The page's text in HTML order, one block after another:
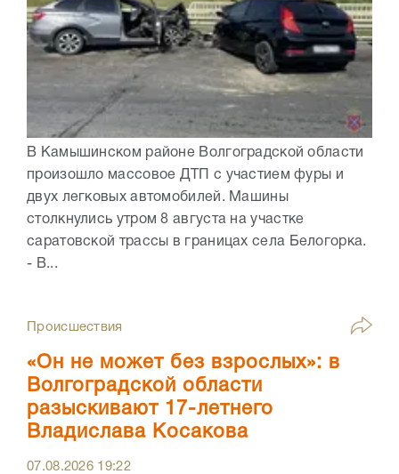
В Камышинском районе Волгоградской области
произошло массовое ДТП с участием фуры и
двух легковых автомобилей. Машины
столкнулись утром 8 августа на участке
саратовской трассы в границах села Белогорка.
- В...
Происшествия
«Он не может без взрослых»: в
Волгоградской области
разыскивают 17-летнего
Владислава Косакова
07.08.2026 19:22